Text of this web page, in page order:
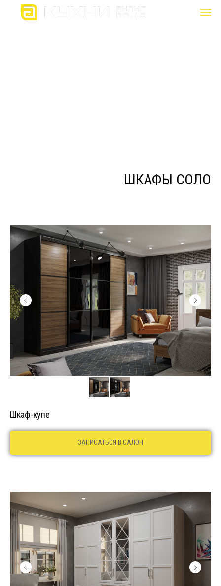
ШКАФЫ СОЛО
Шкаф-купе
ЗАПИСАТЬСЯ В САЛОН